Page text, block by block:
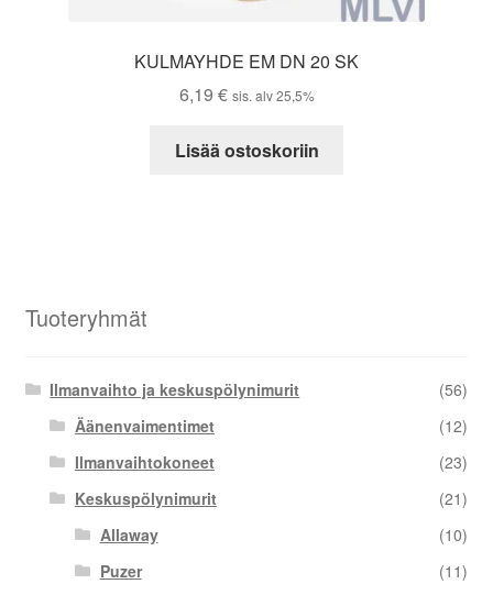
KULMAYHDE EM DN 20 SK
6,19 € sis. alv 25,5%
Lisää ostoskoriin
Tuoteryhmät
Ilmanvaihto ja keskuspölynimurit
(56)
Äänenvaimentimet
(12)
Ilmanvaihtokoneet
(23)
Keskuspölynimurit
(21)
Allaway
(10)
Puzer
(11)